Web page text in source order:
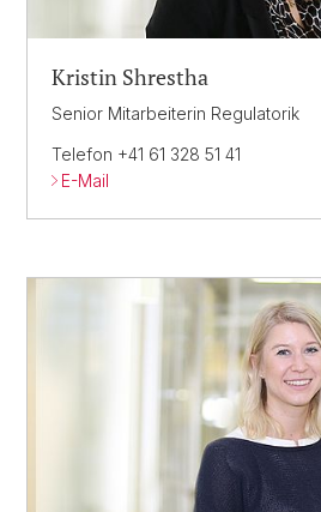
Kristin Shrestha
Senior Mitarbeiterin Regulatorik
Telefon +41 61 328 51 41
E-Mail